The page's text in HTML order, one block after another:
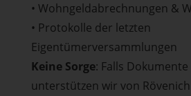
• Wohngeldabrechnungen &
• Protokolle der letzten
Eigentümerversammlungen
Keine Sorge: Falls
unterstützen wir von